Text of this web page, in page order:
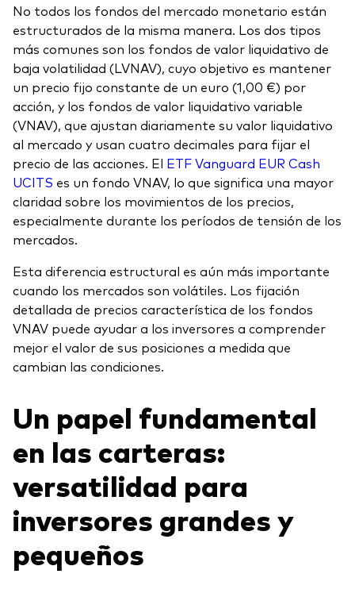
No todos los fondos del mercado monetario están
estructurados de la misma manera. Los dos tipos
más comunes son los fondos de valor liquidativo de
baja volatilidad (LVNAV), cuyo objetivo es mantener
un precio fijo constante de un euro (1,00 €) por
acción, y los fondos de valor liquidativo variable
(VNAV), que ajustan diariamente su valor liquidativo
al mercado y usan cuatro decimales para fijar el
precio de las acciones. El ETF Vanguard EUR Cash
UCITS es un fondo VNAV, lo que significa una mayor
claridad sobre los movimientos de los precios,
especialmente durante los períodos de tensión de los
mercados.
Esta diferencia estructural es aún más importante
cuando los mercados son volátiles. Los fijación
detallada de precios característica de los fondos
VNAV puede ayudar a los inversores a comprender
mejor el valor de sus posiciones a medida que
cambian las condiciones.
Un papel fundamental
en las carteras:
versatilidad para
inversores grandes y
pequeños